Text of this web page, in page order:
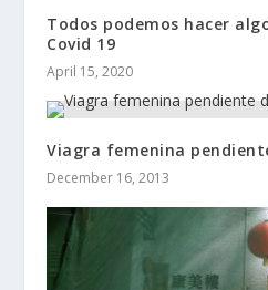
Todos podemos hacer
Covid 19
April 15, 2020
Viagra femenina
December 16, 2013